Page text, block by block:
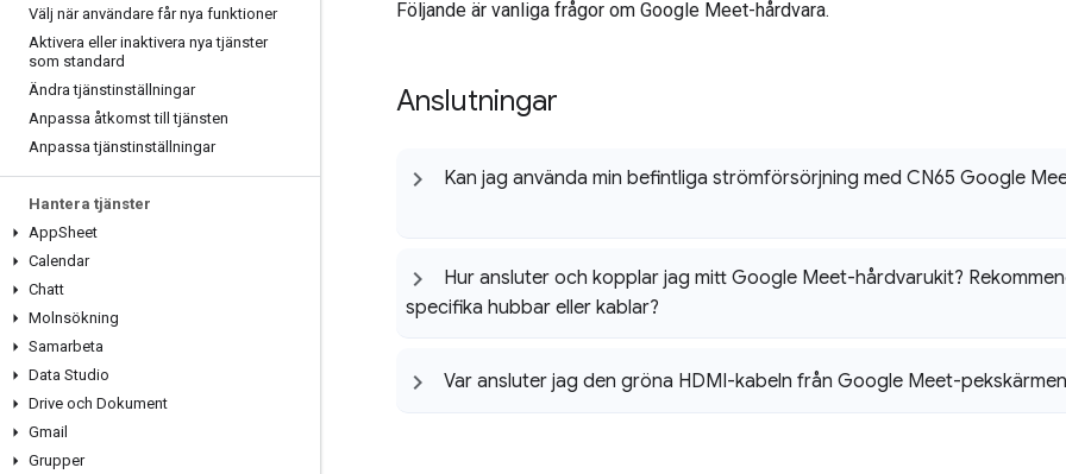
Välj när användare får nya funktioner
Aktivera eller inaktivera nya tjänster
som standard
Ändra tjänstinställningar
Anpassa åtkomst till tjänsten
Anpassa tjänstinställningar
Hantera tjänster
AppSheet
Calendar
Chatt
Molnsökning
Samarbeta
Data Studio
Drive och Dokument
Gmail
Grupper
Följande är vanliga frågor om Google Meet-hårdvara.
Anslutningar
Kan jag använda min befintliga strömförsörjning med CN65 Google
Hur ansluter och kopplar jag mitt Google Meet-hårdvarukit?
specifika hubbar eller kablar?
Var ansluter jag den gröna HDMI-kabeln från Google Meet-